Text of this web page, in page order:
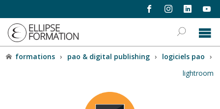
formations › pao & digital publishing › logiciels pao ›
lightroom